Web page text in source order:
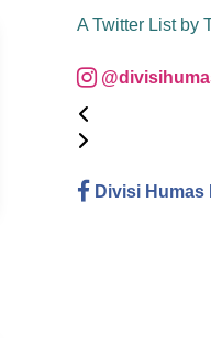
A Twitter List by
Divisi Humas